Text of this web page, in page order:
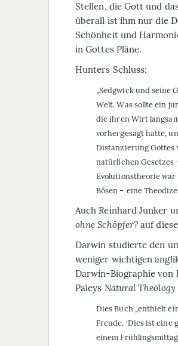
Stellen, die Gott und
überall ist ihm nur die
Schönheit und
in Gottes Pläne.
Hunters Schluss:
„Sedgwick und seine
Welt. Was sollte ein
die ihren Wirt
vorhergesagt hatte,
Distanzierung Gottes
natürlichen Gesetzes
Evolutionstheorie
Bösen – eine
Auch Reinhard Junker
ohne Schöpfer? auf
Darwin studierte den
weniger wichtigen
Darwin-Biographie von
Paleys Natural Theology
Dies Buch „enthielt
Freude. ‘Dies ist eine
einem